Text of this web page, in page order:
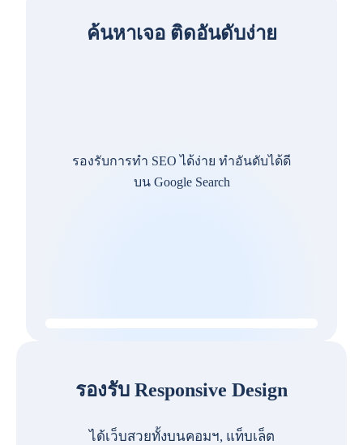
ค้นหาเจอ ติดอันดับง่าย
รองรับการทำ SEO ได้ง่าย ทำอันดับได้ดี
บน Google Search
รองรับ Responsive Design
ได้เว็บสวยทั้งบนคอมฯ, แท็บเล็ต